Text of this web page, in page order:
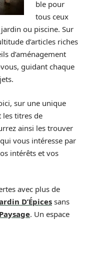
ble pour
tous ceux
ou piscine. Sur
d’articles riches
d’aménagement
guidant chaque
sur une unique
les titres de
ainsi les trouver
vous intéresse par
intérêts et vos
avec plus de
D’Épicessans
. Un espace